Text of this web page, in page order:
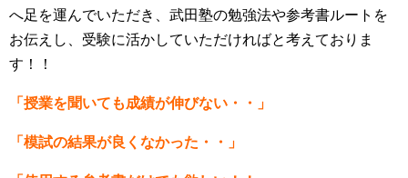
へ足を運んでいただき、武田塾の勉強法や参考書ルートを
お伝えし、受験に活かしていただければと考えておりま
す！！
「授業を聞いても成績が伸びない・・」
「模試の結果が良くなかった・・」